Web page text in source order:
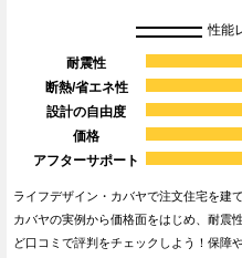
性能
耐震性
断熱/省エネ性
設計の自由度
価格
アフターサポート
ライフデザイン・カバヤで注文住宅を建
カバヤの実例から価格面をはじめ、耐震
ど口コミで評判をチェックしよう！保障